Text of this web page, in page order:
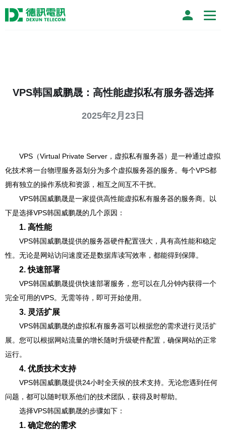
VPS韩国威鹏晟：高性能虚拟私有服务器选择
2025年2月23日
VPS（Virtual Private Server，虚拟私有服务器）是一种通过虚拟
化技术将一台物理服务器划分为多个虚拟服务器的服务。每个VPS都
拥有独立的操作系统和资源，相互之间互不干扰。
VPS韩国威鹏晟是一家提供高性能虚拟私有服务器的服务商。以
下是选择VPS韩国威鹏晟的几个原因：
1. 高性能
VPS韩国威鹏晟提供的服务器硬件配置强大，具有高性能和稳定
性。无论是网站访问速度还是数据库读写效率，都能得到保障。
2. 快速部署
VPS韩国威鹏晟提供快速部署服务，您可以在几分钟内获得一个
完全可用的VPS。无需等待，即可开始使用。
3. 灵活扩展
VPS韩国威鹏晟的虚拟私有服务器可以根据您的需求进行灵活扩
展。您可以根据网站流量的增长随时升级硬件配置，确保网站的正常
运行。
4. 优质技术支持
VPS韩国威鹏晟提供24小时全天候的技术支持。无论您遇到任何
问题，都可以随时联系他们的技术团队，获得及时帮助。
选择VPS韩国威鹏晟的步骤如下：
1. 确定您的需求